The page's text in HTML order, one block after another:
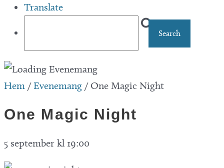
Translate
Hem /Evenemang / One Magic Night
One Magic Night
5 september kl 19:00